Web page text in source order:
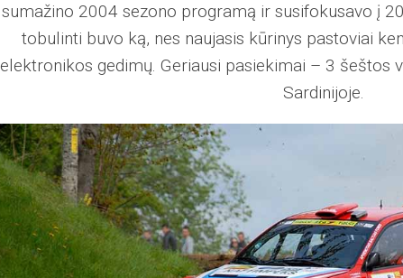
sumažino 2004 sezono programą ir susifokusavo į
tobulinti buvo ką, nes naujasis kūrinys pastoviai
elektronikos gedimų. Geriausi pasiekimai – 3 šeštos
Sardinijoje.